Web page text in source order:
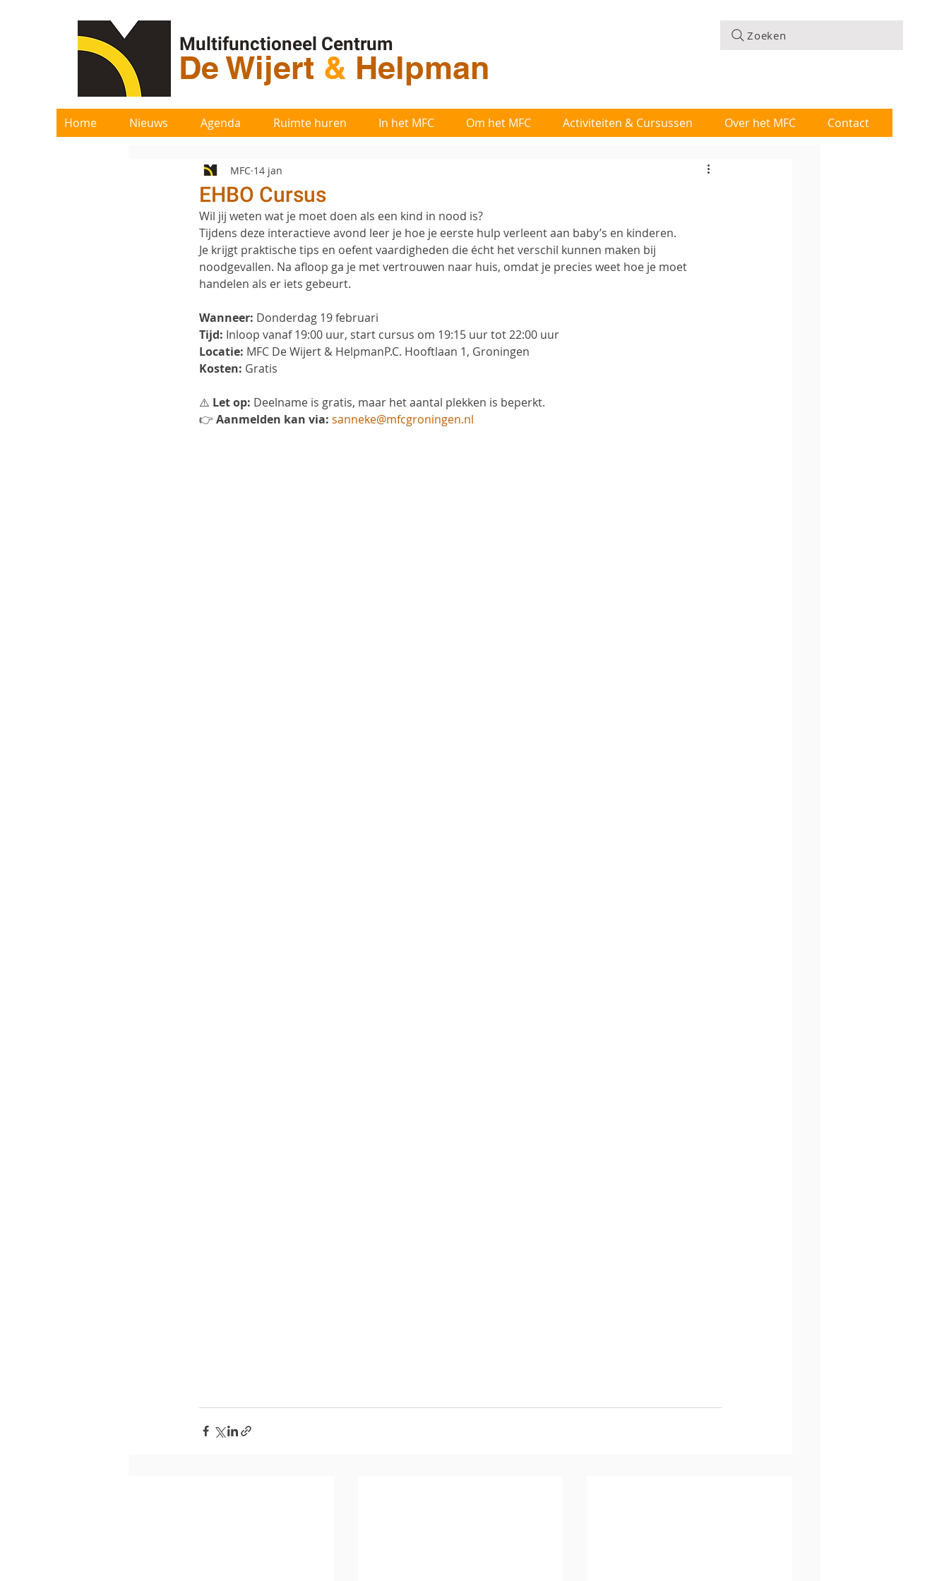
Multifunctioneel Centrum
De Wijert & Helpman
Zoeken
Home Nieuws Agenda Ruimte huren In het MFC Om het MFC Activiteiten & Cursussen Over het MFC Contact
EHBO Cursus
MFC 14 jan
Wil jij weten wat je moet doen als een kind in nood is?
Tijdens deze interactieve avond leer je hoe je eerste hulp verleent aan baby’s en kinderen.
Je krijgt praktische tips en oefent vaardigheden die écht het verschil kunnen maken bij
noodgevallen. Na afloop ga je met vertrouwen naar huis, omdat je precies weet hoe je moet
handelen als er iets gebeurt.
Wanneer: Donderdag 19 februari
Tijd: Inloop vanaf 19:00 uur, start cursus om 19:15 uur tot 22:00 uur
Locatie: MFC De Wijert & HelpmanP.C. Hooftlaan 1, Groningen
Kosten: Gratis
⚠️ Let op: Deelname is gratis, maar het aantal plekken is beperkt.
👉 Aanmelden kan via: sanneke@mfcgroningen.nl